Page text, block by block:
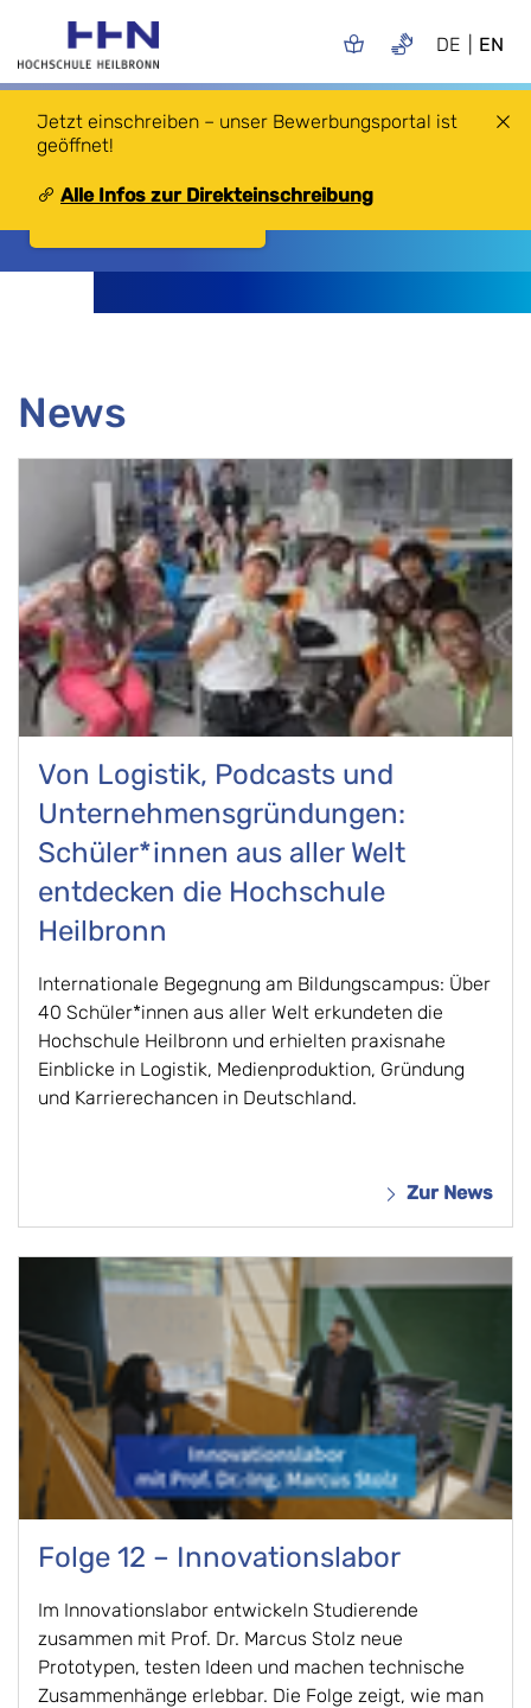
DE EN
Jetzt einschreiben – unser Bewerbungsportal ist
geöffnet!
Alle Infos zur Direkteinschreibung
Erfahren Sie mehr über Ihren
News
Von Logistik, Podcasts und
Unternehmensgründungen:
Schüler*innen aus aller Welt
entdecken die Hochschule
Heilbronn
Internationale Begegnung am Bildungscampus: Über
40 Schüler*innen aus aller Welt erkundeten die
Hochschule Heilbronn und erhielten praxisnahe
Einblicke in Logistik, Medienproduktion, Gründung
und Karrierechancen in Deutschland.
Zur News
Folge 12 – Innovationslabor
Im Innovationslabor entwickeln Studierende
zusammen mit Prof. Dr. Marcus Stolz neue
Prototypen, testen Ideen und machen technische
Zusammenhänge erlebbar. Die Folge zeigt, wie man